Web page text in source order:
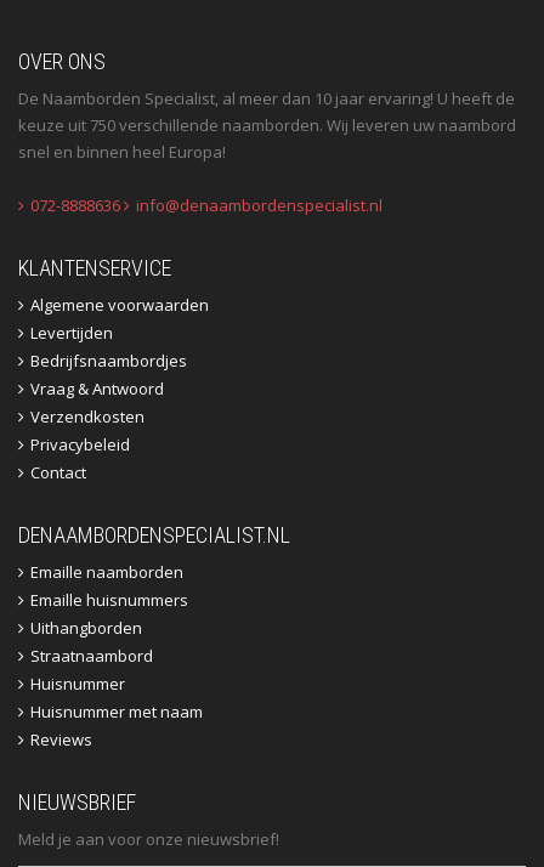
OVER ONS
De Naamborden Specialist, al meer dan 10 jaar ervaring! U heeft de
keuze uit 750 verschillende naamborden. Wij leveren uw naambord
snel en binnen heel Europa!
072-8888636 info@denaambordenspecialist.nl
KLANTENSERVICE
Algemene voorwaarden
Levertijden
Bedrijfsnaambordjes
Vraag & Antwoord
Verzendkosten
Privacybeleid
Contact
DENAAMBORDENSPECIALIST.NL
Emaille naamborden
Emaille huisnummers
Uithangborden
Straatnaambord
Huisnummer
Huisnummer met naam
Reviews
NIEUWSBRIEF
Meld je aan voor onze nieuwsbrief!